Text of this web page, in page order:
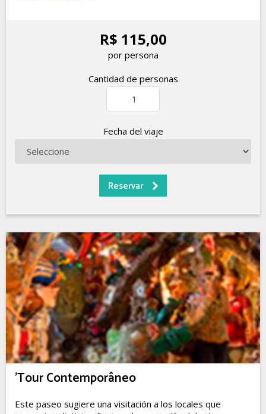
R$ 115,00
por persona
Cantidad de personas
Fecha del viaje
'Tour Contemporâneo
Este paseo sugiere una visitación a los locales que